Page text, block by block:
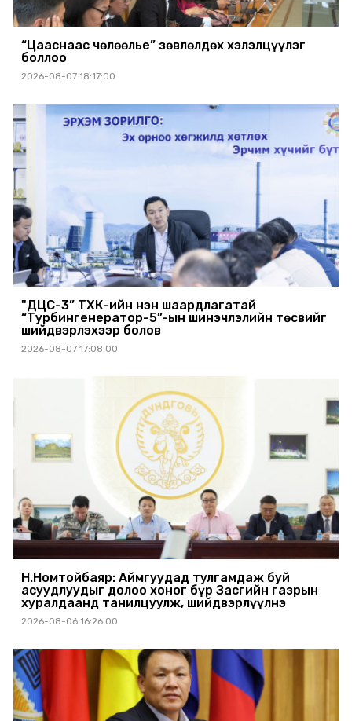
“Цааснаас чөлөөлье” зөвлөлдөх хэлэлцүүлэг
боллоо
2026-08-07 18:17:00
"ДЦС-3” ТӨХК-ийн нэн шаардлагатай
“Турбингенератор-5”-ын шинэчлэлийн төсвийг
шийдвэрлэхээр болов
2026-08-07 17:08:00
Н.Номтойбаяр: Аймгуудад тулгамдаж буй
асуудлуудыг долоо хоног бүр Засгийн газрын
хуралдаанд танилцуулж, шийдвэрлүүлнэ
2026-08-06 16:26:00